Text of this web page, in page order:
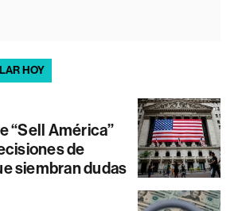
HOY
“Sell América”
de
siembran dudas